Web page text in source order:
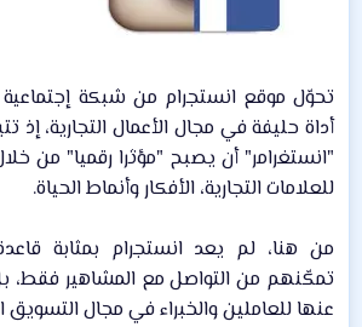
تحوّل موقع انستجرام من شبكة إجتماعية
أداة حليفة في مجال الأعمال التجارية، إذ
"انستغرامر" أن يصبح "مؤثرا رقميا" من
للعلامات التجارية، الأفكار وأنماط الحياة.
من هنا، لم يعد انستجرام بمثابة
تمكّنهم من التواصل مع المشاهير فقط،
عنها للعاملين والخبراء في مجال التسويق